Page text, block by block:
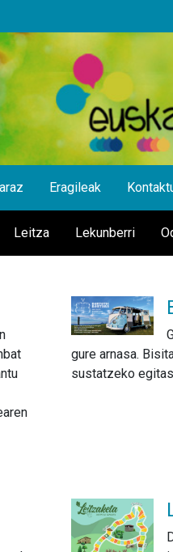
Eragileak
Leitza Lekunberri
gure arnasa.
sustatzeko